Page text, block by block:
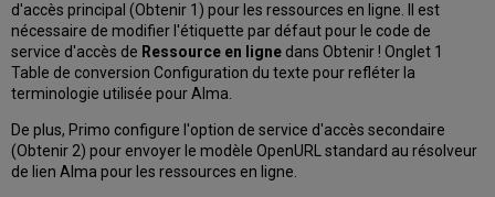
d'accès principal (Obtenir 1) pour les ressources en ligne. Il est
nécessaire de modifier l'étiquette par défaut pour le code de
service d'accès de Ressource en ligne dans Obtenir ! Onglet 1
Table de conversion Configuration du texte pour refléter la
terminologie utilisée pour Alma.
De plus, Primo configure l'option de service d'accès secondaire
(Obtenir 2) pour envoyer le modèle OpenURL standard au résolveur
de lien Alma pour les ressources en ligne.